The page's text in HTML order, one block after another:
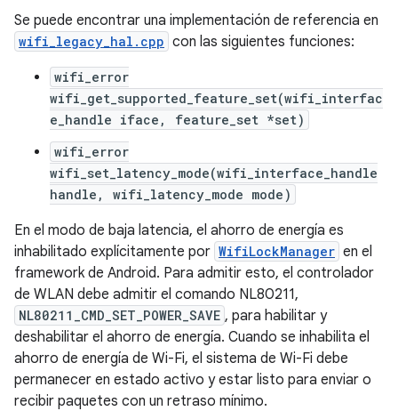
Se puede encontrar una implementación de referencia en
wifi_legacy_hal.cpp con las siguientes funciones:
wifi_error
wifi_get_supported_feature_set(wifi_interfac
e_handle iface, feature_set *set)
wifi_error
wifi_set_latency_mode(wifi_interface_handle
handle, wifi_latency_mode mode)
En el modo de baja latencia, el ahorro de energía es
inhabilitado explícitamente por WifiLockManager en el
framework de Android. Para admitir esto, el controlador
de WLAN debe admitir el comando NL80211,
NL80211_CMD_SET_POWER_SAVE , para habilitar y
deshabilitar el ahorro de energía. Cuando se inhabilita el
ahorro de energía de Wi-Fi, el sistema de Wi-Fi debe
permanecer en estado activo y estar listo para enviar o
recibir paquetes con un retraso mínimo.